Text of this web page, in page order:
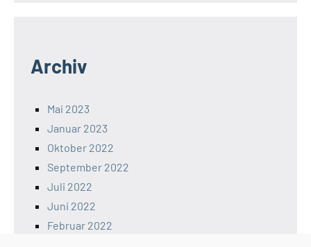
Archiv
Mai 2023
Januar 2023
Oktober 2022
September 2022
Juli 2022
Juni 2022
Februar 2022